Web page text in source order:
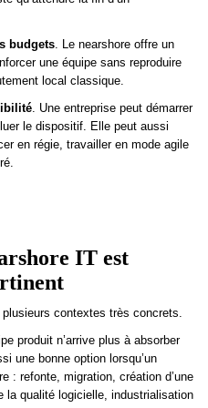
budgets . Le nearshore offre un
une équipe sans reproduire
local classique.
. Une entreprise peut démarrer
le dispositif. Elle peut aussi
en régie, travailler en mode agile
IT est
contextes très concrets.
produit n’arrive plus à absorber
une bonne option lorsqu’un
: refonte, migration, création d’une
la qualité logicielle, industrialisation